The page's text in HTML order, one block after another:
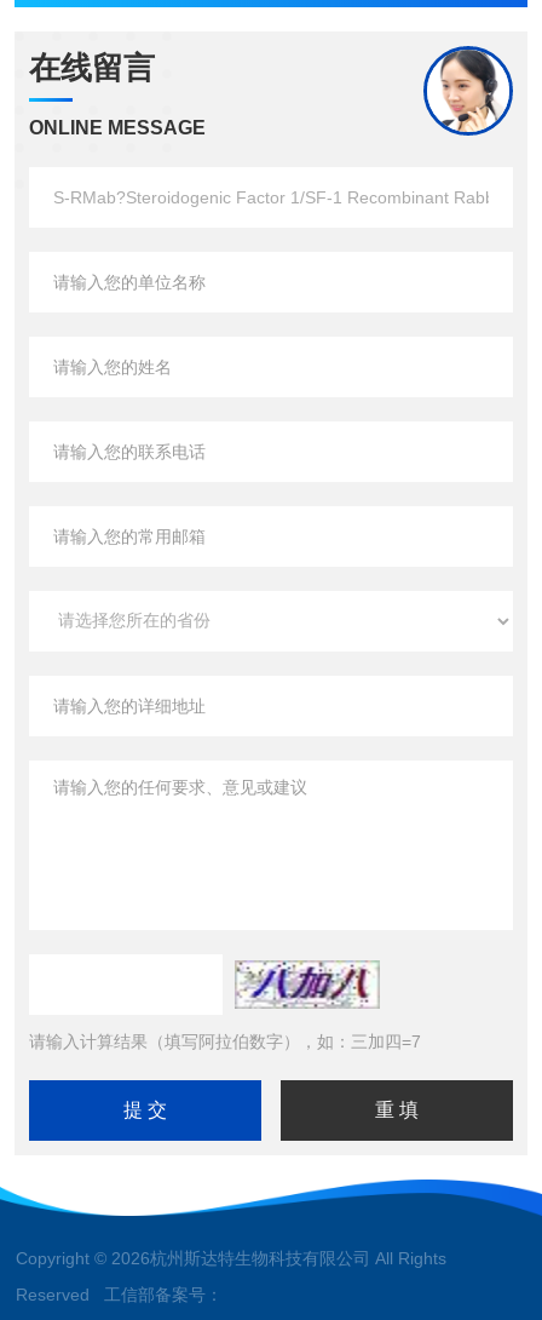
在线留言
ONLINE MESSAGE
请输入计算结果（填写阿拉伯数字），如：三加四=7
Copyright © 2026杭州斯达特生物科技有限公司 All Rights
Reserved 工信部备案号：